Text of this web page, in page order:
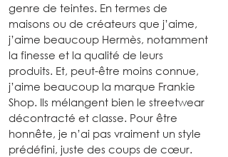
genre de teintes. En termes de
maisons ou de créateurs que j’aime,
j’aime beaucoup Hermès, notamment
la finesse et la qualité de leurs
produits. Et, peut-être moins connue,
j’aime beaucoup la marque Frankie
Shop. Ils mélangent bien le streetwear
décontracté et classe. Pour être
honnête, je n’ai pas vraiment un style
prédéfini, juste des coups de cœur.